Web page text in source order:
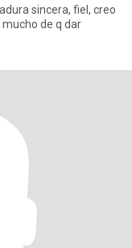
sincera, fiel, creo
de q dar